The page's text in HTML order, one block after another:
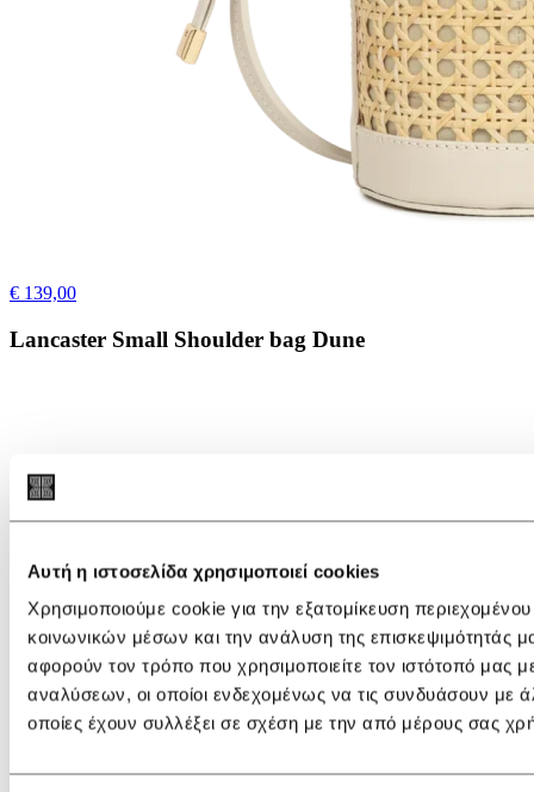
Αυτή η ιστοσελίδα χρησιμοποιεί cookies
Χρησιμοποιούμε cookie για την εξατομίκευση
κοινωνικών μέσων και την ανάλυση της επισκεψιμότητάς
αφορούν τον τρόπο που χρησιμοποιείτε τον ιστότοπό μας
αναλύσεων, οι οποίοι ενδεχομένως να τις συνδυάσουν με
οποίες έχουν συλλέξει σε σχέση με την από μέρους σας
€ 139,00
Lancaster Small Shoulder bag Dune